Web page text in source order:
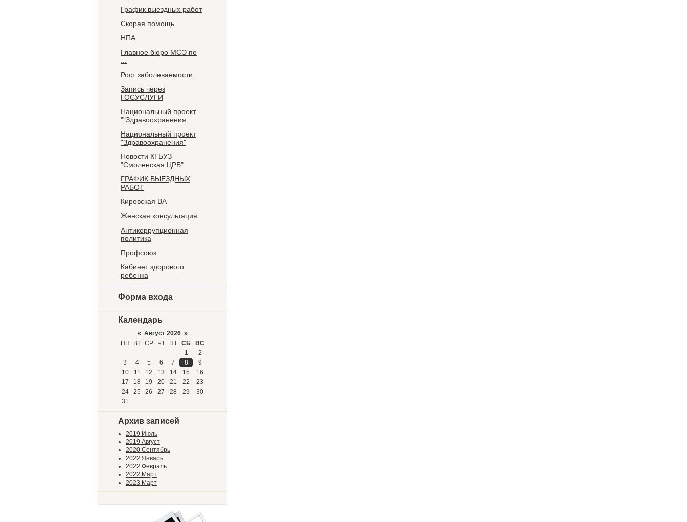
График выездных работ
Скорая помощь
НПА
Главное бюро МCЭ по
Рост заболеваемости
Запись через
ГОСУСЛУГИ
Национальный проект
""Здравоохранения
Национальный проект
"Здравоохранения"
Новости КГБУЗ
"Смоленская ЦРБ"
ГРАФИК ВЫЕЗДНЫХ
РАБОТ
Кировская ВА
Женская консультация
Антикоррупционная
политика
Профсоюз
Кабинет здорового
ребенка
Форма входа
Календарь
« Август 2026 »
ПН
ВТ СР ЧТ ПТ СБ
ВС
1
2
3
4 5 6 7 8
9
10
11 12 13 14 15
16
17
18 19 20 21 22
23
24
25 26 27 28 29
30
31
Архив записей
2019 Июль
2019 Август
2020 Сентябрь
2022 Январь
2022 Февраль
2022 Март
2023 Март